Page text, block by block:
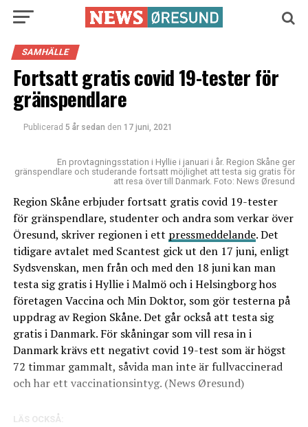
SAMHÄLLE
Fortsatt gratis covid 19-tester för
gränspendlare
Publicerad 5 år sedan den 17 juni, 2021
En provtagningsstation i Hyllie i januari i år. Region Skåne ger
gränspendlare och studerande fortsatt möjlighet att testa sig gratis för
att resa över till Danmark. Foto: News Øresund
Region Skåne erbjuder fortsatt gratis covid 19-tester
för gränspendlare, studenter och andra som verkar över
Öresund, skriver regionen i ett pressmeddelande. Det
tidigare avtalet med Scantest gick ut den 17 juni, enligt
Sydsvenskan, men från och med den 18 juni kan man
testa sig gratis i Hyllie i Malmö och i Helsingborg hos
företagen Vaccina och Min Doktor, som gör testerna på
uppdrag av Region Skåne. Det går också att testa sig
gratis i Danmark. För skåningar som vill resa in i
Danmark krävs ett negativt covid 19-test som är högst
72 timmar gammalt, såvida man inte är fullvaccinerad
och har ett vaccinationsintyg. (News Øresund)
LÄS OCKSÅ: